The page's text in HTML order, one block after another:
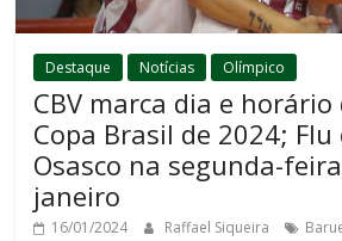
Destaque Notícias Olímpico
CBV marca dia e horário
Copa Brasil de 2024;
Osasco na segunda-
janeiro
16/01/2024 Raffael Siqueira